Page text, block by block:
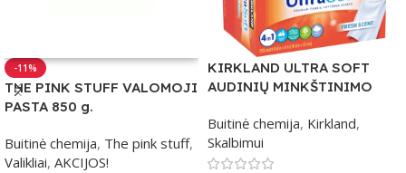
-11%
THE PINK STUFF VALOMOJI
PASTA 850 g.
Buitinė chemija, The pink stuff,
Valikliai, AKCIJOS!
KIRKLAND ULTRA SOFT
AUDINIŲ MINKŠTINIMO
Buitinė chemija, Kirkland,
Skalbimui